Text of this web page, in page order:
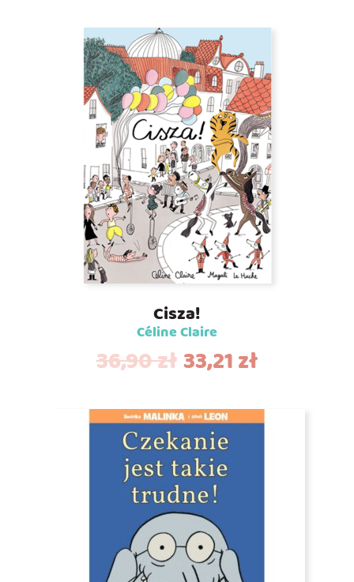
Cisza!
Céline Claire
36,90zł33,21zł